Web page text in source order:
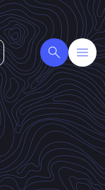
Search Menu